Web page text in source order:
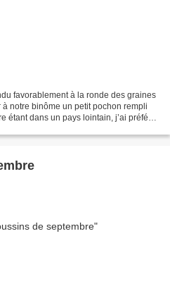
favorablement à la ronde des graines
notre binôme un petit pochon rempli
étant dans un pays lointain, j’ai préféré